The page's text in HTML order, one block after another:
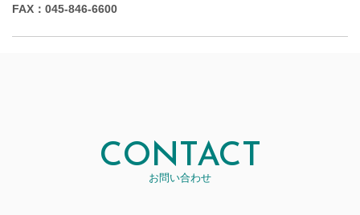
FAX：045-846-6600
CONTACT
お問い合わせ